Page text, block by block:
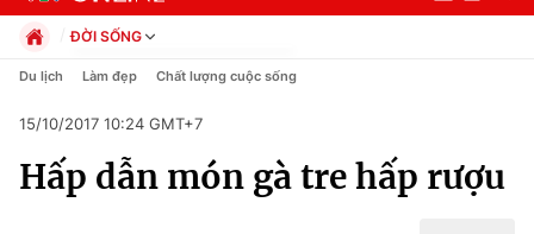
Chuyên mục
Chính trị
ĐỜI SỐNG
Chính trị
Pháp luật
Kinh tế
Thể thao
Du lịch Làm đẹp Chất lượng cuộc sống
15/10/2017 10:24 GMT+7
Hấp dẫn món gà tre hấp rượu